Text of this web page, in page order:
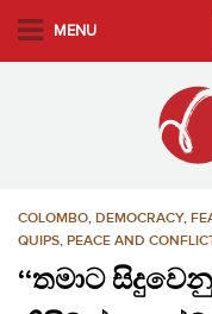
MENU
COLOMBO, DEMOCRACY,
QUIPS, PEACE AND
‘‘තමාට